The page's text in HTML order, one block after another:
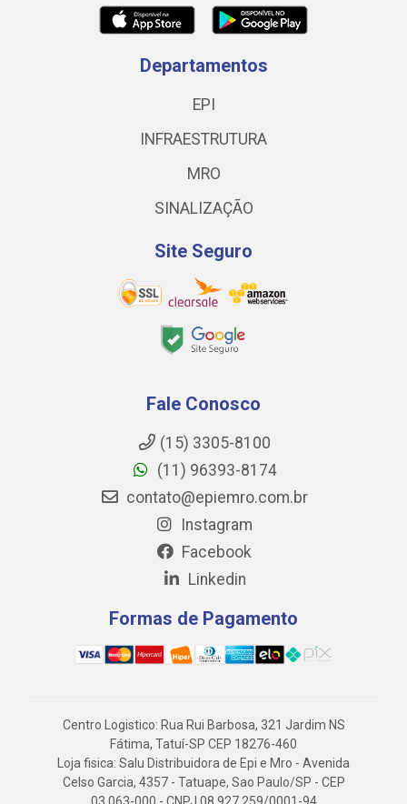
Departamentos
EPI
INFRAESTRUTURA
MRO
SINALIZAÇÃO
Site Seguro
Fale Conosco
(15) 3305-8100
(11) 96393-8174
contato@epiemro.com.br
Instagram
Facebook
Linkedin
Formas de Pagamento
Centro Logistico: Rua Rui Barbosa, 321 Jardim NS
Fátima, Tatuí-SP CEP 18276-460
Loja fisica: Salu Distribuidora de Epi e Mro - Avenida
Celso Garcia, 4357 - Tatuape, Sao Paulo/SP - CEP